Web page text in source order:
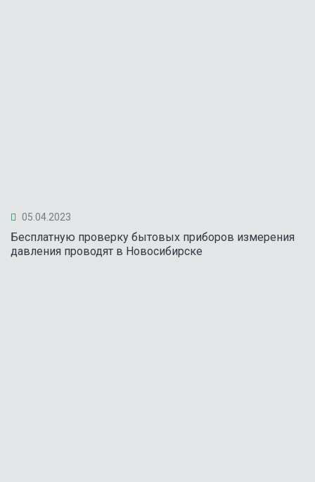
05.04.2023
Бесплатную проверку бытовых приборов измерения
давления проводят в Новосибирске